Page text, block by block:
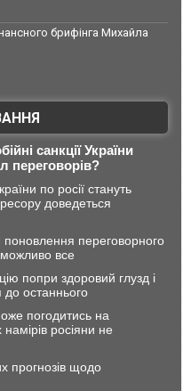
брифінга Михайла
санкції України
переговорів?
по росії стануть
доведеться
поновлення переговорного
все
попри здоровий глузд і
останнього
погодитись на
росіяни не
прогнозів щодо